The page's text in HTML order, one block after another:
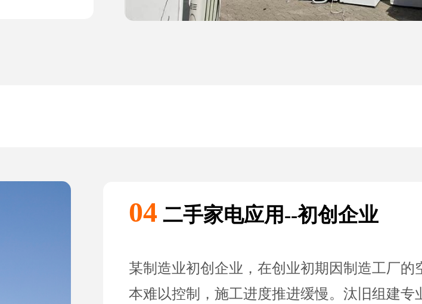
04 二手家电应用--初创企业
某制造业初创企业，在创业初期因制造工厂的
本难以控制，施工进度推进缓慢。汰旧组建专